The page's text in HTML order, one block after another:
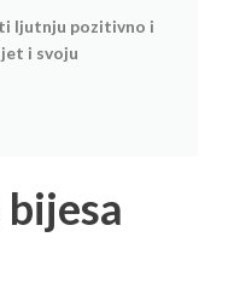
ljutnju pozitivno i
i svoju